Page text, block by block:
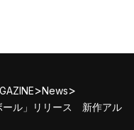
>News>
ール」リリース 新作アル